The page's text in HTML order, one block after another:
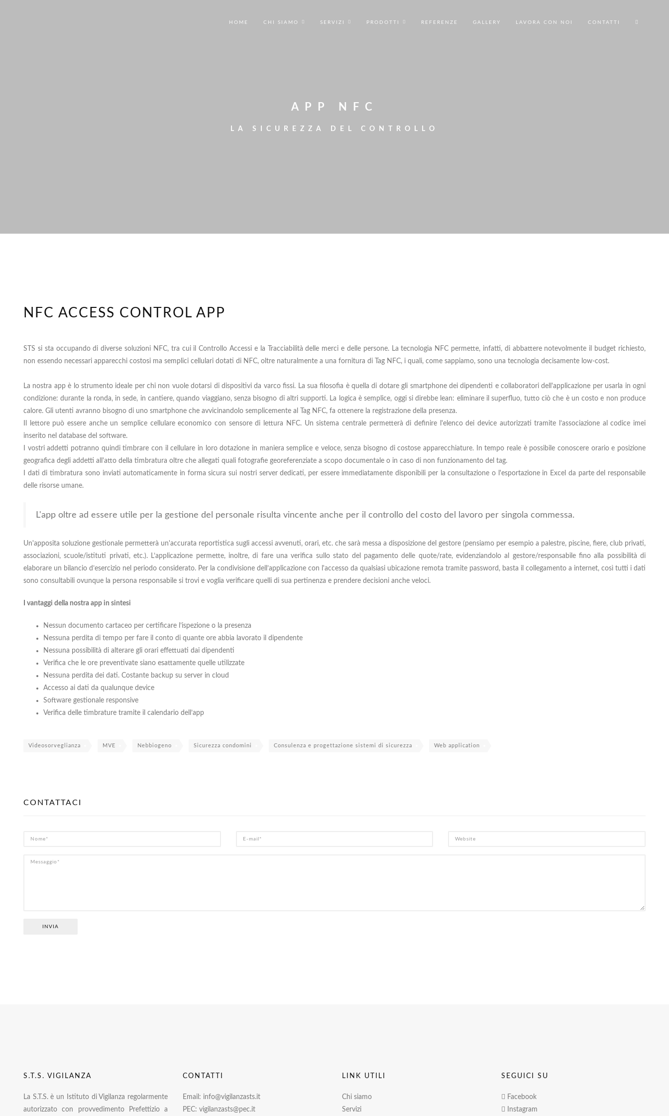
HOME CHI SIAMO SERVIZI PRODOTTI REFERENZE GALLERY LAVORA CON NOI CONTATTI
APP NFC
LA SICUREZZA DEL CONTROLLO
NFC ACCESS CONTROL APP
STS si sta occupando di diverse soluzioni NFC, tra cui il Controllo Accessi e la Tracciabilità delle merci e delle persone. La tecnologia NFC permette, infatti, di abbattere notevolmente il budget richiesto,
non essendo necessari apparecchi costosi ma semplici cellulari dotati di NFC, oltre naturalmente a una fornitura di Tag NFC, i quali, come sappiamo, sono una tecnologia decisamente low-cost.
La nostra app è lo strumento ideale per chi non vuole dotarsi di dispositivi da varco fissi. La sua filosofia è quella di dotare gli smartphone dei dipendenti e collaboratori dell'applicazione per usarla in ogni
condizione: durante la ronda, in sede, in cantiere, quando viaggiano, senza bisogno di altri supporti. La logica è semplice, oggi si direbbe lean: eliminare il superfluo, tutto ciò che è un costo e non produce
calore. Gli utenti avranno bisogno di uno smartphone che avvicinandolo semplicemente al Tag NFC, fa ottenere la registrazione della presenza.
Il lettore può essere anche un semplice cellulare economico con sensore di lettura NFC. Un sistema centrale permetterà di definire l'elenco dei device autorizzati tramite l’associazione al codice imei
inserito nel database del software.
I vostri addetti potranno quindi timbrare con il cellulare in loro dotazione in maniera semplice e veloce, senza bisogno di costose apparecchiature. In tempo reale è possibile conoscere orario e posizione
geografica degli addetti all'atto della timbratura oltre che allegati quali fotografie georeferenziate a scopo documentale o in caso di non funzionamento del tag.
I dati di timbratura sono inviati automaticamente in forma sicura sui nostri server dedicati, per essere immediatamente disponibili per la consultazione o l'esportazione in Excel da parte del responsabile
delle risorse umane.
L'app oltre ad essere utile per la gestione del personale risulta vincente anche per il controllo del costo del lavoro per singola commessa.
Un'apposita soluzione gestionale permetterà un'accurata reportistica sugli accessi avvenuti, orari, etc. che sarà messa a disposizione del gestore (pensiamo per esempio a palestre, piscine, fiere, club privati,
associazioni, scuole/istituti privati, etc.). L’applicazione permette, inoltre, di fare una verifica sullo stato del pagamento delle quote/rate, evidenziandolo al gestore/responsabile fino alla possibilità di
elaborare un bilancio d’esercizio nel periodo considerato. Per la condivisione dell’applicazione con l'accesso da qualsiasi ubicazione remota tramite password, basta il collegamento a internet, così tutti i dati
sono consultabili ovunque la persona responsabile si trovi e voglia verificare quelli di sua pertinenza e prendere decisioni anche veloci.
I vantaggi della nostra app in sintesi
Nessun documento cartaceo per certificare l’ispezione o la presenza
Nessuna perdita di tempo per fare il conto di quante ore abbia lavorato il dipendente
Nessuna possibilità di alterare gli orari effettuati dai dipendenti
Verifica che le ore preventivate siano esattamente quelle utilizzate
Nessuna perdita dei dati. Costante backup su server in cloud
Accesso ai dati da qualunque device
Software gestionale responsive
Verifica delle timbrature tramite il calendario dell’app
Videosorveglianza MVE Nebbiogeno Sicurezza condomini Consulenza e progettazione sistemi di sicurezza Web application
CONTATTACI
INVIA
S.T.S. VIGILANZA
La S.T.S. è un Istituto di Vigilanza regolarmente
autorizzato con provvedimento Prefettizio a
CONTATTI
Email: info@vigilanzasts.it
PEC: vigilanzasts@pec.it
LINK UTILI
Chi siamo
Servizi
SEGUICI SU
Facebook
Instagram